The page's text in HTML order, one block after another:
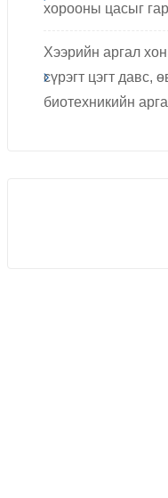
хорооны цасыг
Хээрийн аргал
сүрэгт цэгт давс,
биотехникийн